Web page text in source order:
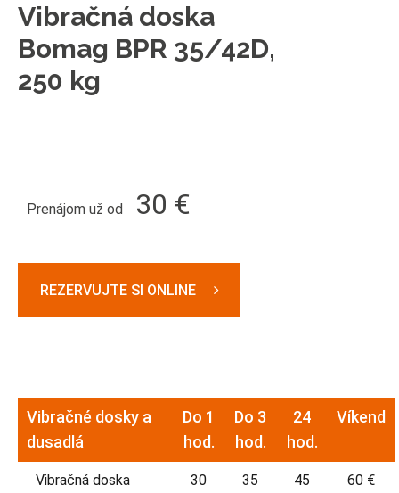
Vibračná doska
Bomag BPR 35/42D,
250 kg
Prenájom už od 30 €
REZERVUJTE SI ONLINE
Vibračné dosky a
dusadlá
Do 1
hod.
Do 3
hod.
24
hod.
Víkend
Vibračná doska
30
35
45
60 €